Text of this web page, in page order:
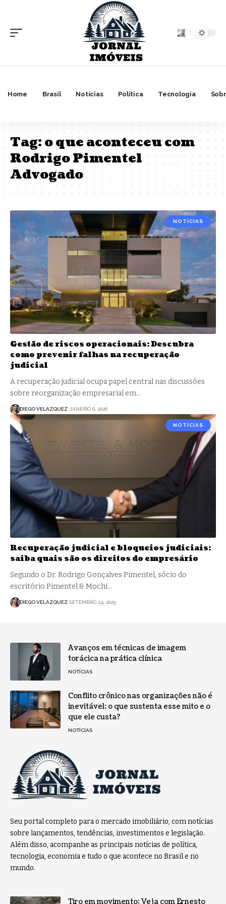
Home Brasil Notícias Política Tecnologia
Tag:o que aconteceu com
Rodrigo Pimentel
Advogado
NOTÍCIAS
Gestão de riscos operacionais: Descubra
como prevenir falhas na recuperação
judicial
A recuperação judicial ocupa papel central nas discussões
sobre reorganização empresarial em…
DIEGO VELÁZQUEZ JANEIRO 6, 2026
NOTÍCIAS
Recuperação judicial e bloqueios judiciais:
saiba quais são os direitos do empresário
Segundo o Dr. Rodrigo Gonçalves Pimentel, sócio do
escritório Pimentel & Mochi…
DIEGO VELÁZQUEZ SETEMBRO 24, 2025
Avanços em técnicas de imagem
torácica na prática clínica
NOTÍCIAS
Conflito crônico nas organizações não é
inevitável: o que sustenta esse mito e o
que ele custa?
NOTÍCIAS
Seu portal completo para o mercado imobiliário, com notícias
sobre lançamentos, tendências, investimentos e legislação.
Além disso, acompanhe as principais notícias de política,
tecnologia, economia e tudo o que acontece no Brasil e no
mundo.
Tiro em movimento: Veja com Ernesto